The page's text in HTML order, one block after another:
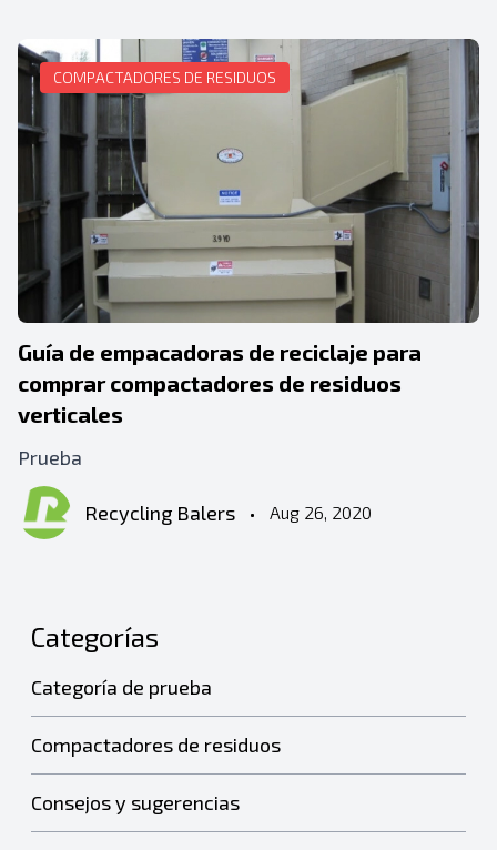
COMPACTADORES DE RESIDUOS
Guía de empacadoras de reciclaje para
comprar compactadores de residuos
verticales
Prueba
Recycling Balers • Aug 26, 2020
Categorías
Categoría de prueba
Compactadores de residuos
Consejos y sugerencias